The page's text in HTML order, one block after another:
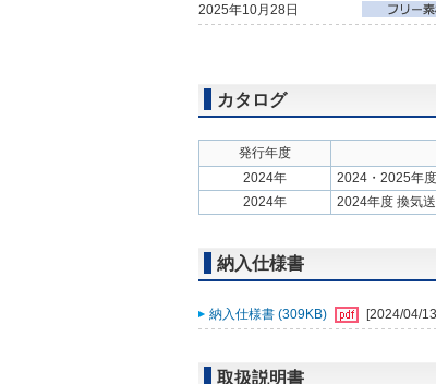
2025年10月28日
カタログ
発行年度
2024年
2024・2025年
2024年
2024年度 換気
納入仕様書
納入仕様書 (309KB) [2024/04/
取扱説明書